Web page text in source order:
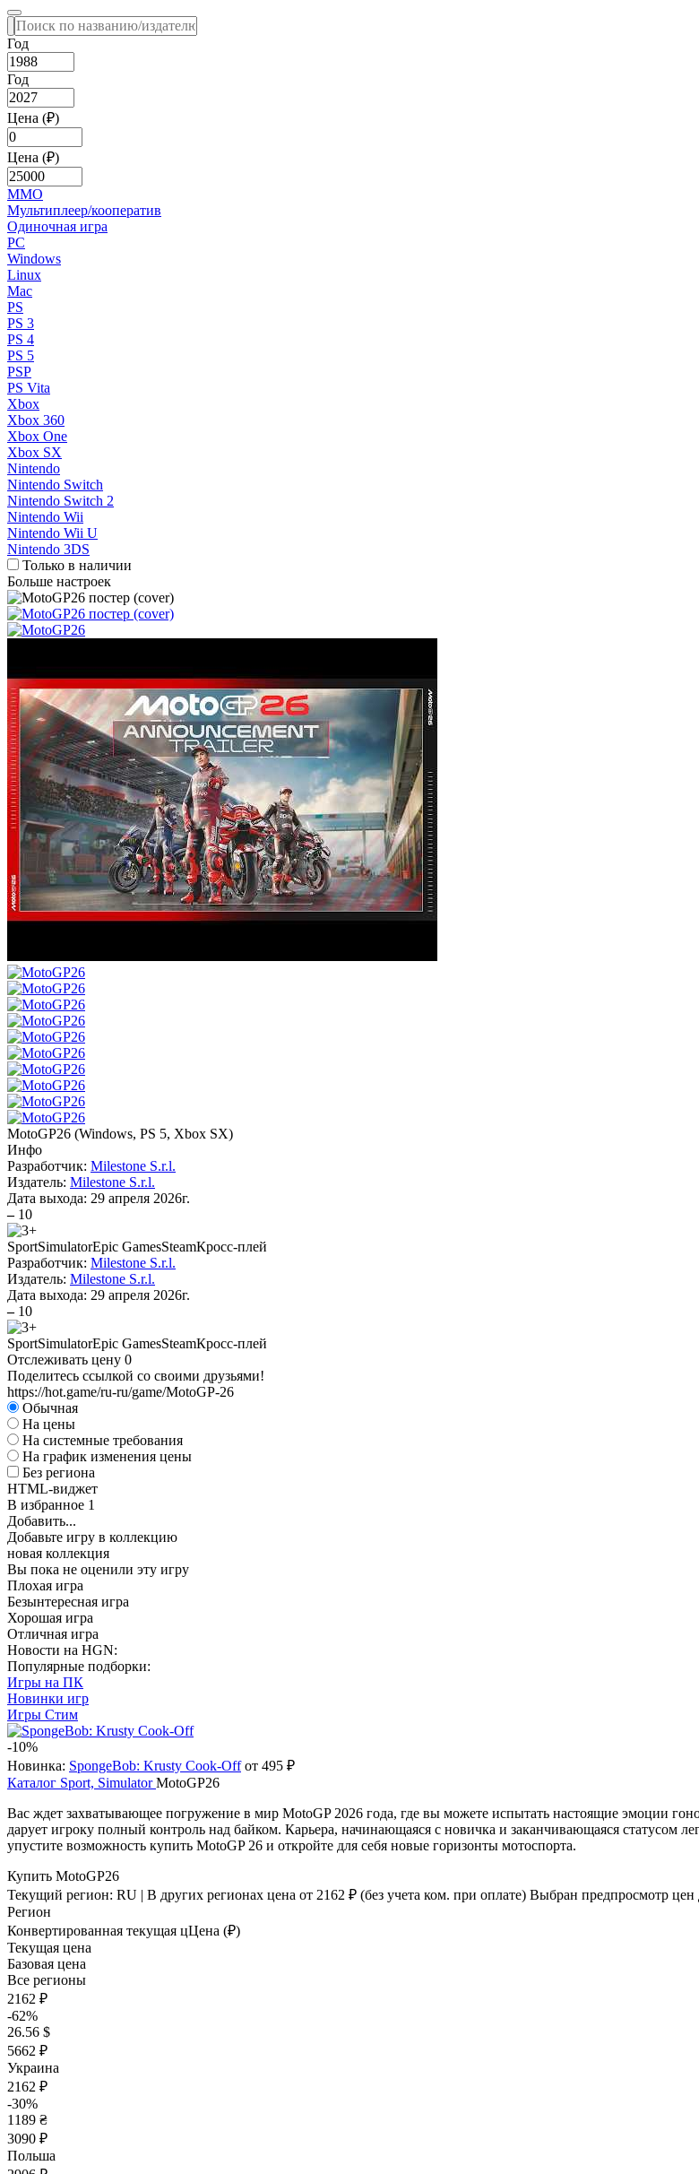
Год
Год
Цена (₽)
Цена (₽)
MMO
Мультиплеер/кооператив
Одиночная игра
PC
Windows
Linux
Mac
PS
PS 3
PS 4
PS 5
PSP
PS Vita
Xbox
Xbox 360
Xbox One
Xbox SX
Nintendo
Nintendo Switch
Nintendo Switch 2
Nintendo Wii
Nintendo Wii U
Nintendo 3DS
Только в наличии
Больше настроек
MotoGP26 (Windows, PS 5, Xbox SX)
Инфо
Разработчик: Milestone S.r.l.
Издатель: Milestone S.r.l.
Дата выхода: 29 апреля 2026г.
– 10
SportSimulatorEpic GamesSteamКросс-плей
Разработчик: Milestone S.r.l.
Издатель: Milestone S.r.l.
Дата выхода: 29 апреля 2026г.
– 10
SportSimulatorEpic GamesSteamКросс-плей
Отслеживать цену 0
Поделитесь ссылкой со своими друзьями!
https://hot.game/ru-ru/game/MotoGP-26
Обычная
На цены
На системные требования
На график изменения цены
Без региона
HTML-виджет
В избранное 1
Добавить...
Добавьте игру в коллекцию
новая коллекция
Вы пока не оценили эту игру
Плохая игра
Безынтересная игра
Хорошая игра
Отличная игра
Новости на HGN:
Популярные подборки:
Игры на ПК
Новинки игр
Игры Стим
-10%
Новинка: SpongeBob: Krusty Cook-Offот 495 ₽
Каталог Sport, Simulator MotoGP26
Вас ждет захватывающее погружение в мир MotoGP 2026 года, где вы можете испытать настоящие эмоции
дарует игроку полный контроль над байком. Карьера, начинающаяся с новичка и заканчивающаяся
упустите возможность купить MotoGP 26 и откройте для себя новые горизонты мотоспорта.
Купить MotoGP26
Текущий регион: RU | В других регионах цена от 2162 ₽ (без учета ком. при оплате) Выбран предпросмотр цен
Регион
Конвертированная текущая цЦена (₽)
Текущая цена
Базовая цена
Все регионы
2162 ₽
-62%
26.56 $
5662 ₽
Украина
2162 ₽
-30%
1189 ₴
3090 ₽
Польша